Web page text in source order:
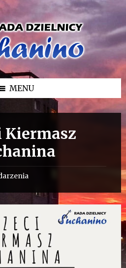
MENU
Kiermasz